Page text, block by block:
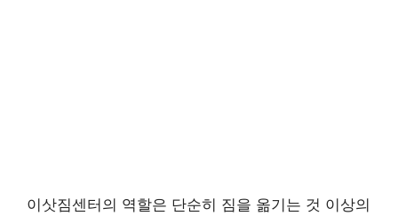
이삿짐센터의 역할은 단순히 짐을 옮기는 것 이상의